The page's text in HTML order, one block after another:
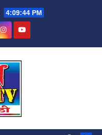
4:09:45 PM